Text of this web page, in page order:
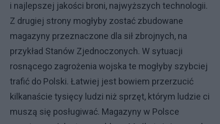
i najlepszej jakości broni, najwyższych technologii.
Z drugiej strony mogłyby zostać zbudowane
magazyny przeznaczone dla sił zbrojnych, na
przykład Stanów Zjednoczonych. W sytuacji
rosnącego zagrożenia wojska te mogłyby szybciej
trafić do Polski. Łatwiej jest bowiem przerzucić
kilkanaście tysięcy ludzi niż sprzęt, którym ludzie ci
muszą się posługiwać. Magazyny w Polsce